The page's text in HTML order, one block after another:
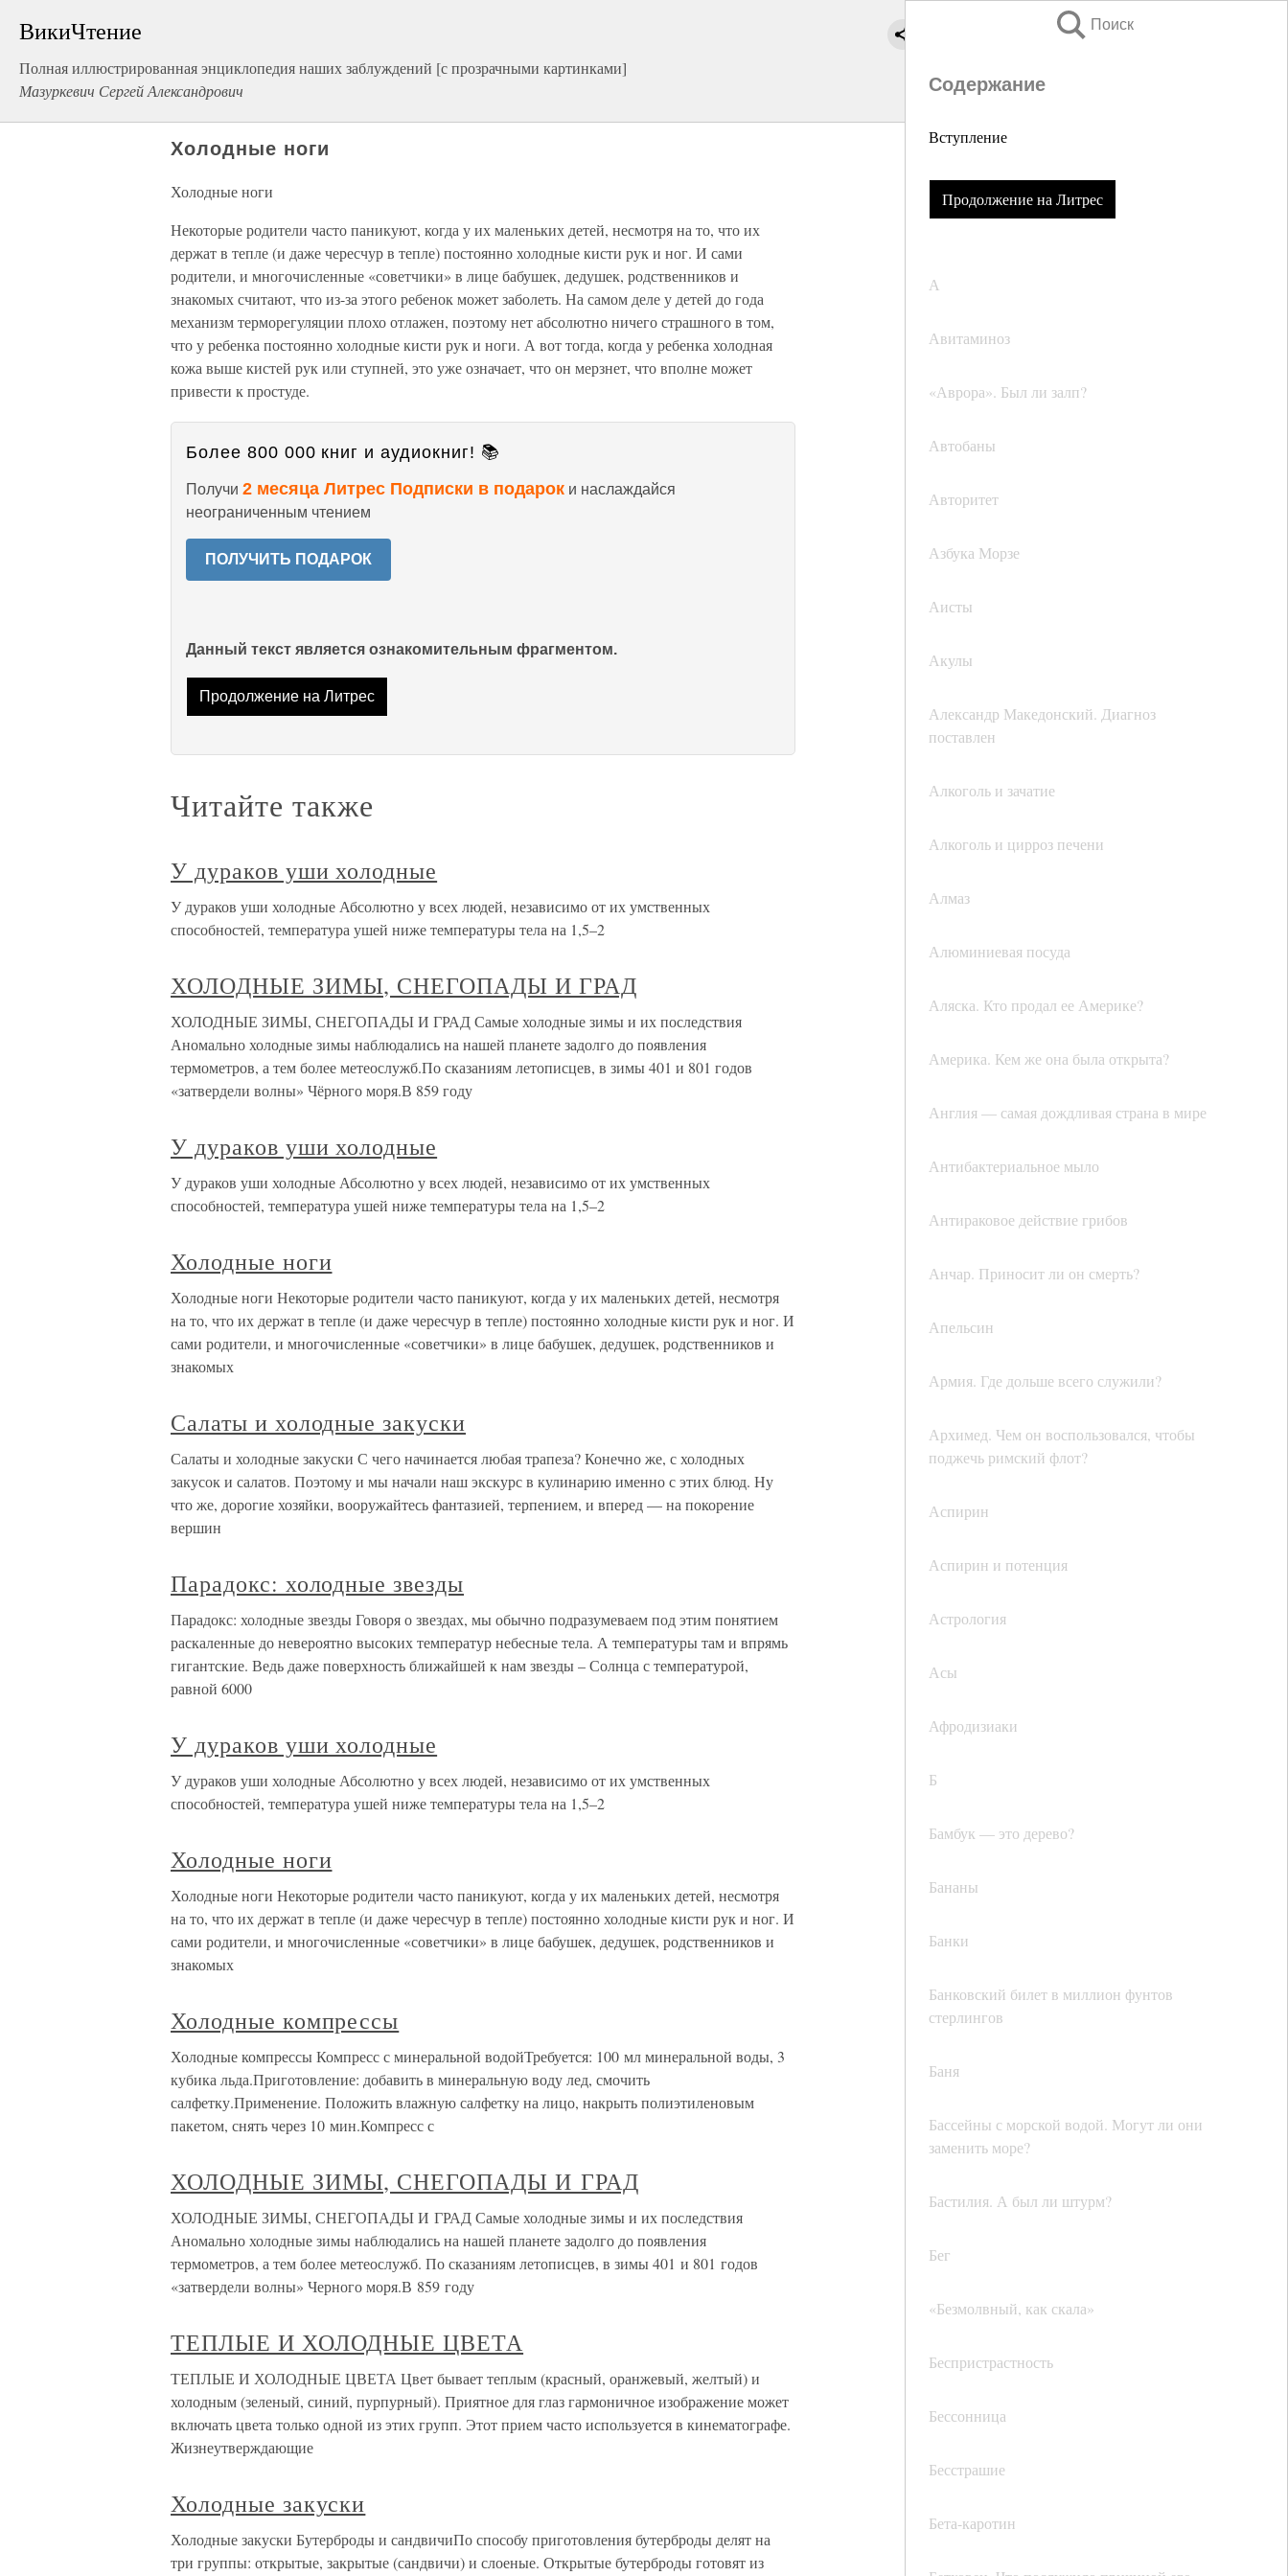
ВикиЧтение
Полная иллюстрированная энциклопедия наших заблуждений [с прозрачными картинками]
Мазуркевич Сергей Александрович
Поиск
Содержание
Вступление
Продолжение на Литрес
А
Авитаминоз
«Аврора». Был ли залп?
Автобаны
Авторитет
Азбука Морзе
Аисты
Акулы
Александр Македонский. Диагноз
поставлен
Алкоголь и зачатие
Алкоголь и цирроз печени
Алмаз
Алюминиевая посуда
Аляска. Кто продал ее Америке?
Америка. Кем же она была открыта?
Англия — самая дождливая страна в мире
Антибактериальное мыло
Антираковое действие грибов
Анчар. Приносит ли он смерть?
Апельсин
Армия. Где дольше всего служили?
Архимед. Чем он воспользовался, чтобы
поджечь римский флот?
Аспирин
Аспирин и потенция
Астрология
Асы
Афродизиаки
Б
Бамбук — это дерево?
Бананы
Банки
Банковский билет в миллион фунтов
стерлингов
Баня
Бассейны с морской водой. Могут ли они
заменить море?
Бастилия. А был ли штурм?
Бег
«Безмолвный, как скала»
Беспристрастность
Бессонница
Бесстрашие
Бета-каротин
Холодные ноги
Холодные ноги
Некоторые родители часто паникуют, когда у их маленьких детей, несмотря на то, что их
держат в тепле (и даже чересчур в тепле) постоянно холодные кисти рук и ног. И сами
родители, и многочисленные «советчики» в лице бабушек, дедушек, родственников и
знакомых считают, что из-за этого ребенок может заболеть. На самом деле у детей до года
механизм терморегуляции плохо отлажен, поэтому нет абсолютно ничего страшного в том,
что у ребенка постоянно холодные кисти рук и ноги. А вот тогда, когда у ребенка холодная
кожа выше кистей рук или ступней, это уже означает, что он мерзнет, что вполне может
привести к простуде.
Более 800 000 книг и аудиокниг! 📚
Получи 2 месяца Литрес Подписки в подарок и наслаждайся
неограниченным чтением
ПОЛУЧИТЬ ПОДАРОК
Данный текст является ознакомительным фрагментом.
Продолжение на Литрес
Читайте также
У дураков уши холодные
У дураков уши холодные Абсолютно у всех людей, независимо от их умственных
способностей, температура ушей ниже температуры тела на 1,5–2
ХОЛОДНЫЕ ЗИМЫ, СНЕГОПАДЫ И ГРАД
ХОЛОДНЫЕ ЗИМЫ, СНЕГОПАДЫ И ГРАД Самые холодные зимы и их последствия
Аномально холодные зимы наблюдались на нашей планете задолго до появления
термометров, а тем более метеослужб.По сказаниям летописцев, в зимы 401 и 801 годов
«затвердели волны» Чёрного моря.В 859 году
У дураков уши холодные
У дураков уши холодные Абсолютно у всех людей, независимо от их умственных
способностей, температура ушей ниже температуры тела на 1,5–2
Холодные ноги
Холодные ноги Некоторые родители часто паникуют, когда у их маленьких детей, несмотря
на то, что их держат в тепле (и даже чересчур в тепле) постоянно холодные кисти рук и ног. И
сами родители, и многочисленные «советчики» в лице бабушек, дедушек, родственников и
знакомых
Салаты и холодные закуски
Салаты и холодные закуски С чего начинается любая трапеза? Конечно же, с холодных
закусок и салатов. Поэтому и мы начали наш экскурс в кулинарию именно с этих блюд. Ну
что же, дорогие хозяйки, вооружайтесь фантазией, терпением, и вперед — на покорение
вершин
Парадокс: холодные звезды
Парадокс: холодные звезды Говоря о звездах, мы обычно подразумеваем под этим понятием
раскаленные до невероятно высоких температур небесные тела. А температуры там и впрямь
гигантские. Ведь даже поверхность ближайшей к нам звезды – Солнца с температурой,
равной 6000
У дураков уши холодные
У дураков уши холодные Абсолютно у всех людей, независимо от их умственных
способностей, температура ушей ниже температуры тела на 1,5–2
Холодные ноги
Холодные ноги Некоторые родители часто паникуют, когда у их маленьких детей, несмотря
на то, что их держат в тепле (и даже чересчур в тепле) постоянно холодные кисти рук и ног. И
сами родители, и многочисленные «советчики» в лице бабушек, дедушек, родственников и
знакомых
Холодные компрессы
Холодные компрессы Компресс с минеральной водойТребуется: 100 мл минеральной воды, 3
кубика льда.Приготовление: добавить в минеральную воду лед, смочить
салфетку.Применение. Положить влажную салфетку на лицо, накрыть полиэтиленовым
пакетом, снять через 10 мин.Компресс с
ХОЛОДНЫЕ ЗИМЫ, СНЕГОПАДЫ И ГРАД
ХОЛОДНЫЕ ЗИМЫ, СНЕГОПАДЫ И ГРАД Самые холодные зимы и их последствия
Аномально холодные зимы наблюдались на нашей планете задолго до появления
термометров, а тем более метеослужб. По сказаниям летописцев, в зимы 401 и 801 годов
«затвердели волны» Черного моря.В 859 году
ТЕПЛЫЕ И ХОЛОДНЫЕ ЦВЕТА
ТЕПЛЫЕ И ХОЛОДНЫЕ ЦВЕТА Цвет бывает теплым (красный, оранжевый, желтый) и
холодным (зеленый, синий, пурпурный). Приятное для глаз гармоничное изображение может
включать цвета только одной из этих групп. Этот прием часто используется в кинематографе.
Жизнеутверждающие
Холодные закуски
Холодные закуски Бутерброды и сандвичиПо способу приготовления бутерброды делят на
три группы: открытые, закрытые (сандвичи) и слоеные. Открытые бутерброды готовят из